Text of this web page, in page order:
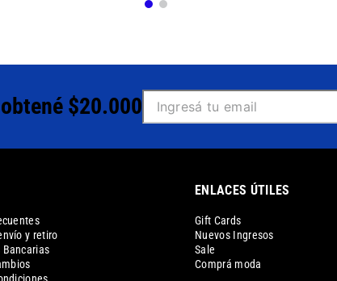
$20.000
y retiro
ENLACES ÚTILES
Gift Cards
Nuevos Ingresos
Sale
Comprá moda